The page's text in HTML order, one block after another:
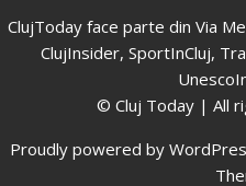
ClujToday face parte din Via
ClujInsider, SportInCluj,
© Cluj Today | All
Proudly powered by